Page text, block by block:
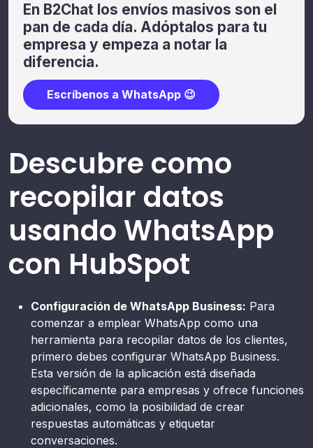
En B2Chat los envíos masivos son el
pan de cada día. Adóptalos para tu
empresa y empeza a notar la
diferencia.
Escríbenos a WhatsApp 😉
Descubre como
recopilar datos
usando WhatsApp
con HubSpot
Configuración de WhatsApp Business: Para
comenzar a emplear WhatsApp como una
herramienta para recopilar datos de los clientes,
primero debes configurar WhatsApp Business.
Esta versión de la aplicación está diseñada
específicamente para empresas y ofrece funciones
adicionales, como la posibilidad de crear
respuestas automáticas y etiquetar
conversaciones.